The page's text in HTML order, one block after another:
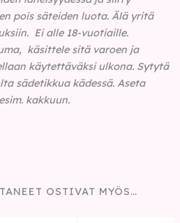
pois säteiden luota. Älä yritä
Ei alle 18-vuotiaille.
käsittele sitä varoen ja
käytettäväksi ulkona. Sytytä
sädetikkua kädessä. Aseta
kakkuun.
OSTIVAT MYÖS…